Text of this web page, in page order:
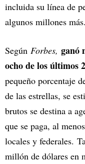
incluida su línea de
algunos millones más.
Según Forbes, ganó
ocho de los últimos
pequeño porcentaje
de las estrellas, se
brutos se destina a
que se paga, al
locales y federales.
millón de dólares en